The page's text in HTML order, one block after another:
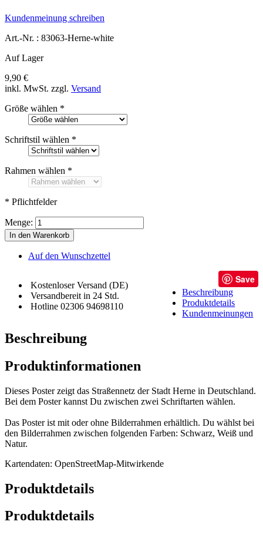
Kundenmeinung schreiben
Art.-Nr. : 83063-Herne-white
Auf Lager
9,90 €
inkl. MwSt. zzgl. Versand
Größe wählen *
Schriftstil wählen *
Rahmen wählen *
* Pflichtfelder
Menge:
In den Warenkorb
Auf den Wunschzettel
Kostenloser Versand (DE)
Versandbereit in 24 Std.
Hotline 02306 94698110
Save
Beschreibung
Produktdetails
Kundenmeinungen
Beschreibung
Produktinformationen
Dieses Poster zeigt das Straßennetz der Stadt Herne in Deutschland.
Bei dem Poster kannst Du zwischen zwei Schriftarten wählen.
Das Poster ist mit oder ohne Bilderrahmen erhältlich. Du wählst bei
den Bilderrahmen zwischen folgenden Farben: Schwarz, Weiß und
Natur.
Kartendaten: OpenStreetMap-Mitwirkende
Produktdetails
Produktdetails